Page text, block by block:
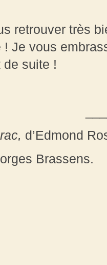
retrouver très
! Je vous
suite !
d’Edmond
Brassens.